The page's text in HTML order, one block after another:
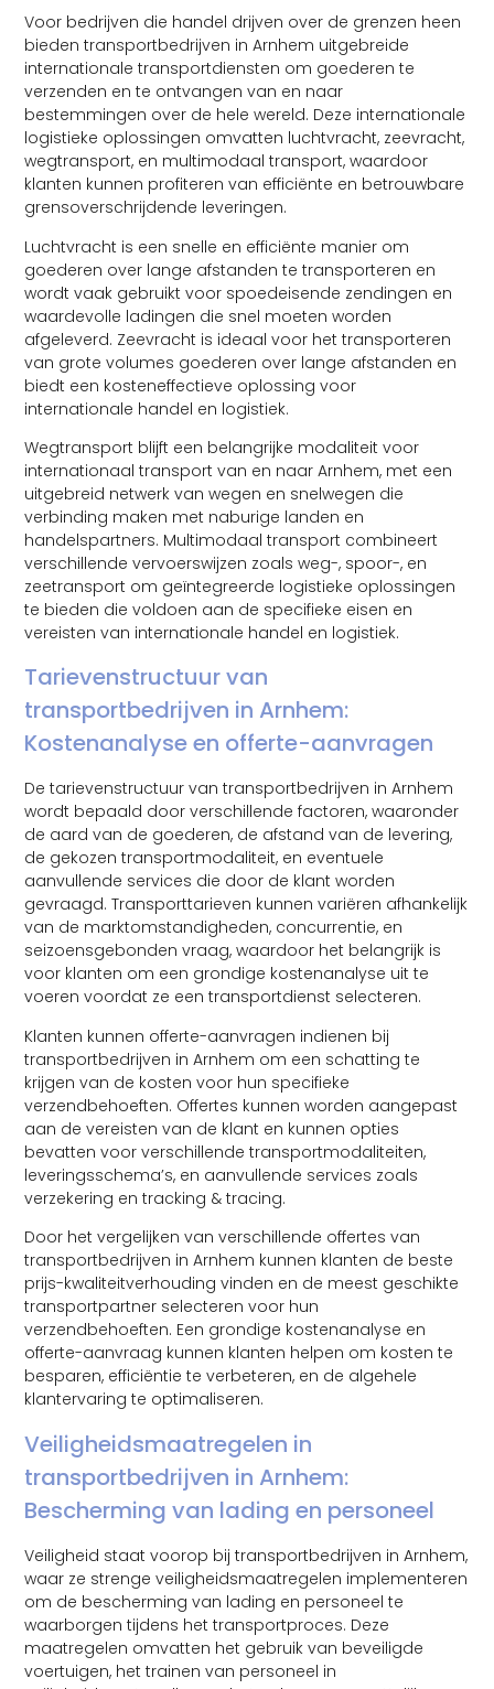
Voor bedrijven die handel drijven over de grenzen heen
bieden transportbedrijven in Arnhem uitgebreide
internationale transportdiensten om goederen te
verzenden en te ontvangen van en naar
bestemmingen over de hele wereld. Deze internationale
logistieke oplossingen omvatten luchtvracht, zeevracht,
wegtransport, en multimodaal transport, waardoor
klanten kunnen profiteren van efficiënte en betrouwbare
grensoverschrijdende leveringen.
Luchtvracht is een snelle en efficiënte manier om
goederen over lange afstanden te transporteren en
wordt vaak gebruikt voor spoedeisende zendingen en
waardevolle ladingen die snel moeten worden
afgeleverd. Zeevracht is ideaal voor het transporteren
van grote volumes goederen over lange afstanden en
biedt een kosteneffectieve oplossing voor
internationale handel en logistiek.
Wegtransport blijft een belangrijke modaliteit voor
internationaal transport van en naar Arnhem, met een
uitgebreid netwerk van wegen en snelwegen die
verbinding maken met naburige landen en
handelspartners. Multimodaal transport combineert
verschillende vervoerswijzen zoals weg-, spoor-, en
zeetransport om geïntegreerde logistieke oplossingen
te bieden die voldoen aan de specifieke eisen en
vereisten van internationale handel en logistiek.
Tarievenstructuur van
transportbedrijven in Arnhem:
Kostenanalyse en offerte-aanvragen
De tarievenstructuur van transportbedrijven in Arnhem
wordt bepaald door verschillende factoren, waaronder
de aard van de goederen, de afstand van de levering,
de gekozen transportmodaliteit, en eventuele
aanvullende services die door de klant worden
gevraagd. Transporttarieven kunnen variëren afhankelijk
van de marktomstandigheden, concurrentie, en
seizoensgebonden vraag, waardoor het belangrijk is
voor klanten om een grondige kostenanalyse uit te
voeren voordat ze een transportdienst selecteren.
Klanten kunnen offerte-aanvragen indienen bij
transportbedrijven in Arnhem om een ​​schatting te
krijgen van de kosten voor hun specifieke
verzendbehoeften. Offertes kunnen worden aangepast
aan de vereisten van de klant en kunnen opties
bevatten voor verschillende transportmodaliteiten,
leveringsschema’s, en aanvullende services zoals
verzekering en tracking & tracing.
Door het vergelijken van verschillende offertes van
transportbedrijven in Arnhem kunnen klanten de beste
prijs-kwaliteitverhouding vinden en de meest geschikte
transportpartner selecteren voor hun
verzendbehoeften. Een grondige kostenanalyse en
offerte-aanvraag kunnen klanten helpen om kosten te
besparen, efficiëntie te verbeteren, en de algehele
klantervaring te optimaliseren.
Veiligheidsmaatregelen in
transportbedrijven in Arnhem:
Bescherming van lading en personeel
Veiligheid staat voorop bij transportbedrijven in Arnhem,
waar ze strenge veiligheidsmaatregelen implementeren
om de bescherming van lading en personeel te
waarborgen tijdens het transportproces. Deze
maatregelen omvatten het gebruik van beveiligde
voertuigen, het trainen van personeel in